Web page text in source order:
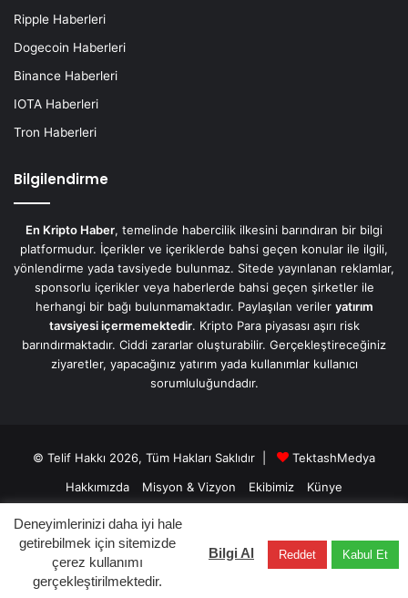
Ripple Haberleri
Dogecoin Haberleri
Binance Haberleri
IOTA Haberleri
Tron Haberleri
Bilgilendirme
En Kripto Haber, temelinde habercilik ilkesini barındıran bir bilgi
platformudur. İçerikler ve içeriklerde bahsi geçen konular ile ilgili,
yönlendirme yada tavsiyede bulunmaz. Sitede yayınlanan reklamlar,
sponsorlu içerikler veya haberlerde bahsi geçen şirketler ile
herhangi bir bağı bulunmamaktadır. Paylaşılan veriler yatırım
tavsiyesi içermemektedir. Kripto Para piyasası aşırı risk
barındırmaktadır. Ciddi zararlar oluşturabilir. Gerçekleştireceğiniz
ziyaretler, yapacağınız yatırım yada kullanımlar kullanıcı
sorumluluğundadır.
© Telif Hakkı 2026, Tüm Hakları Saklıdır |
TektashMedya
Hakkımızda
Misyon & Vizyon Ekibimiz
Künye
Üyelik Sözleşmesi
Gizlilik Sözleşmesi
Facebook LinkedInYouTubeInstagramTelegram
Deneyimlerinizi daha iyi hale
getirebilmek için sitemizde
çerez kullanımı
gerçekleştirilmektedir.
Bilgi Al Reddet Kabul Et